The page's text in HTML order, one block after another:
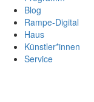
Blog
Rampe-Digital
Haus
Künstler*innen
Service